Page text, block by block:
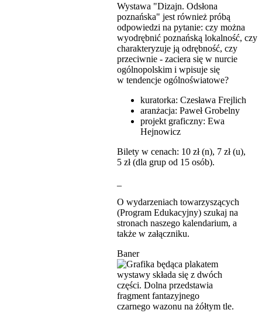
Wystawa "Dizajn. Odsłona
poznańska" jest również próbą
odpowiedzi na pytanie: czy można
wyodrębnić poznańską lokalność, czy
charakteryzuje ją odrębność, czy
przeciwnie - zaciera się w nurcie
ogólnopolskim i wpisuje się
w tendencje ogólnoświatowe?
kuratorka: Czesława Frejlich
aranżacja: Paweł Grobelny
projekt graficzny: Ewa
Hejnowicz
Bilety w cenach: 10 zł (n), 7 zł (u),
5 zł (dla grup od 15 osób).
O wydarzeniach towarzyszących
(Program Edukacyjny) szukaj na
stronach naszego kalendarium, a
także w załączniku.
Baner